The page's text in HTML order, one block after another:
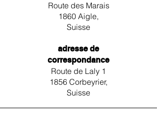
Route des Marais
1860 Aigle,
Suisse
adresse de
correspondance
Route de Laly 1
1856 Corbeyrier,
Suisse